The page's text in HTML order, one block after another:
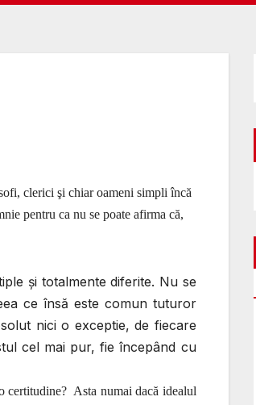
clerici şi chiar oameni simpli încă
pentru ca nu se poate afirma că,
şi totalmente diferite. Nu se
ce însă este comun tuturor
nici o exceptie, de fiecare
cel mai pur, fie începând cu
certitudine? Asta numai dacă idealul